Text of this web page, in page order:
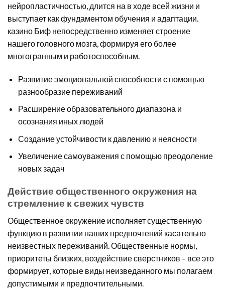
нейропластичностью, длится на в ходе всей жизни и
выступает как фундаментом обучения и адаптации.
казино Биф непосредственно изменяет строение
нашего головного мозга, формируя его более
многогранным и работоспособным.
Развитие эмоциональной способности с помощью
разнообразие переживаний
Расширение образовательного диапазона и
осознания иных людей
Создание устойчивости к давлению и неясности
Увеличение самоуважения с помощью преодоление
новых задач
Действие общественного окружения на
стремление к свежих чувств
Общественное окружение исполняет существенную
функцию в развитии наших предпочтений касательно
неизвестных переживаний. Общественные нормы,
приоритеты близких, воздействие сверстников – все это
формирует, которые виды неизведанного мы полагаем
допустимыми и предпочтительными.